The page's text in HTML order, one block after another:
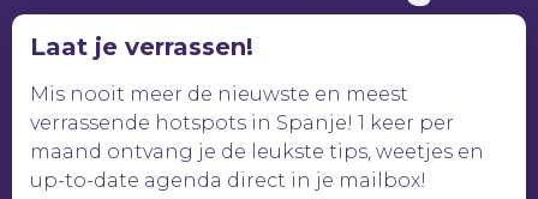
Laat je verrassen!
Mis nooit meer de nieuwste en meest
verrassende hotspots in Spanje! 1 keer per
maand ontvang je de leukste tips, weetjes en
up-to-date agenda direct in je mailbox!